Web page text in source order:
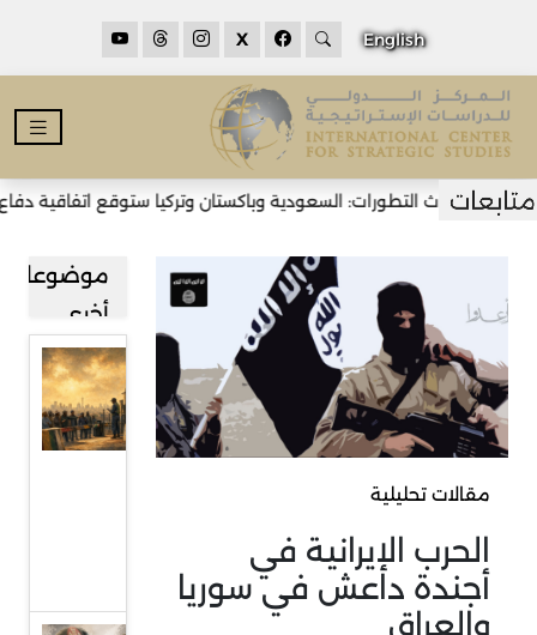
English
X
أحدث التطورات: السعودية وباكستان وتركيا ستوقع اتفاقية دفاع
مقالات تحليلية
الحرب الإيرانية في
أجندة داعش في سوريا
والعراق
موضوعات
أخرى
قراءة في
صعود
حركة
إفريقيا